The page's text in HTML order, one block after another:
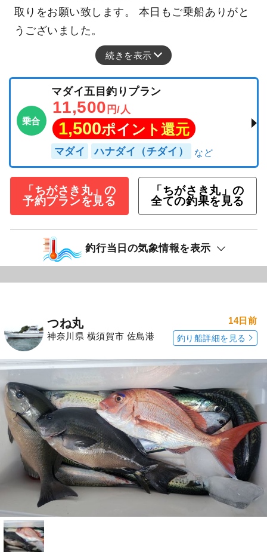
取りをお願い致します。 本日もご乗船ありがと
うございました。
続きを表示
乗合
マダイ五目釣りプラン
11,500 円/人
1,500ポイント還元
マダイ ハナダイ（チダイ）
「ちがさき丸」の
予約プランを見る
「ちがさき丸」の
全ての釣果を見る
釣行当日の気象情報を表示
つね丸
神奈川県 横須賀市 佐島港
14日前
釣り船詳細を見る